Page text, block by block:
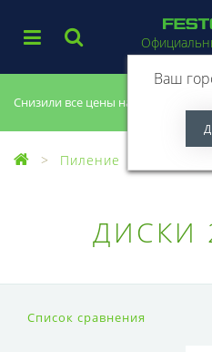
Снизили все цены на 20%, успей
Ваш
Пиление
ДИСКИ
Список сравнения